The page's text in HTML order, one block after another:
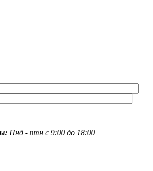
Пнд - птн с 9:00 до 18:00